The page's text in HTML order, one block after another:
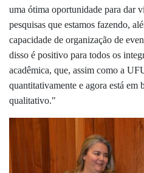
uma ótima oportunidade para dar
pesquisas que estamos fazendo,
capacidade de organização de
disso é positivo para todos os
acadêmica, que, assim como a
quantitativamente e agora está em
qualitativo."